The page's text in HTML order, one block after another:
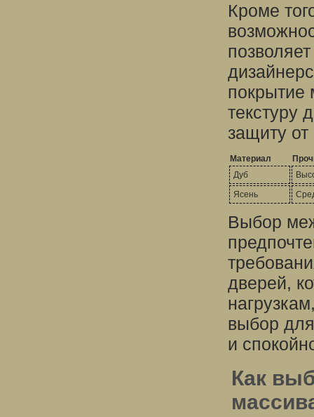
Кроме
покрытие
текстуру
защиту
Материал
Дуб
Ясень
Выбор
дверей,
выбор
и
Как